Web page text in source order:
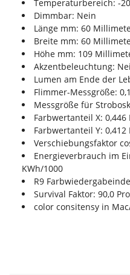
Temperaturbereich: -20
Dimmbar: Nein
Länge mm: 60
Breite mm: 60
Höhe mm: 109
Akzentbeleuchtung:
Lumen am Ende der
Flimmer-Messgröße:
Messgröße für
Farbwertanteil X: 0,446
Farbwertanteil Y: 0,412
Verschiebungsfaktor
Energieverbrauch im
KWh/1000
R9
Survival Faktor: 90,0
color consitensy in